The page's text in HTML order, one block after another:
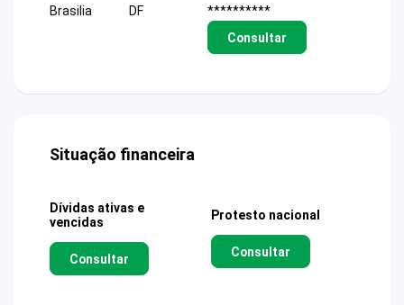
Brasilia
DF
**********
Consultar
Situação financeira
Dívidas ativas e
vencidas
Consultar
Protesto nacional
Consultar